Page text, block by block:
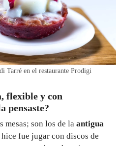
Tarré en el restaurante Prodigi
flexible y con
pensaste?
mesas; son los de la antigua
fue jugar con discos de